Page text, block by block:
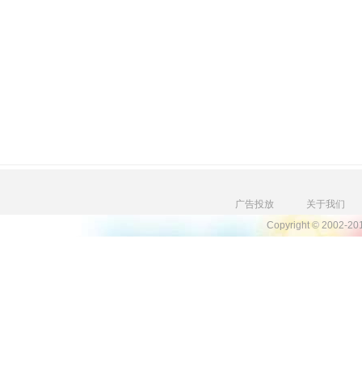
广告投放
关于我们
Copyright © 2002-